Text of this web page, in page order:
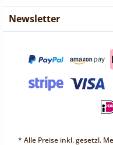
❤
Newsletter
* Alle Preise inkl. gesetzl.